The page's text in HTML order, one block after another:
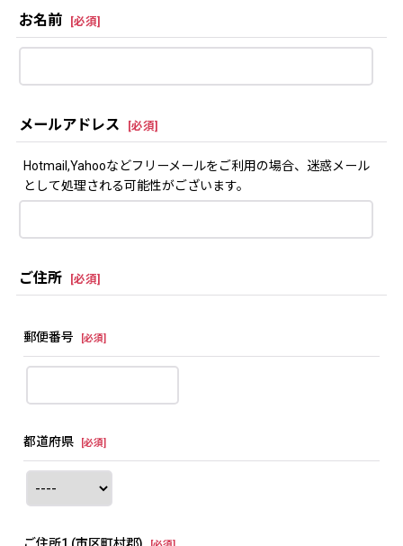
お名前 [必須]
メールアドレス [必須]
Hotmail,Yahooなどフリーメールをご利用の場合、迷惑メール
として処理される可能性がございます。
ご住所 [必須]
郵便番号 必須]
都道府県 必須]